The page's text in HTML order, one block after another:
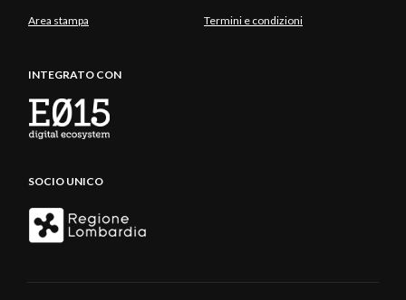
Area stampa Termini e condizioni
INTEGRATO CON
SOCIO UNICO